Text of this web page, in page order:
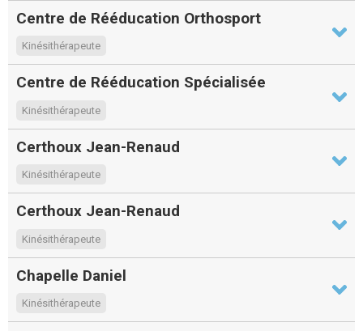
Centre de Rééducation Orthosport
Kinésithérapeute
Centre de Rééducation Spécialisée
Kinésithérapeute
Certhoux Jean-Renaud
Kinésithérapeute
Certhoux Jean-Renaud
Kinésithérapeute
Chapelle Daniel
Kinésithérapeute